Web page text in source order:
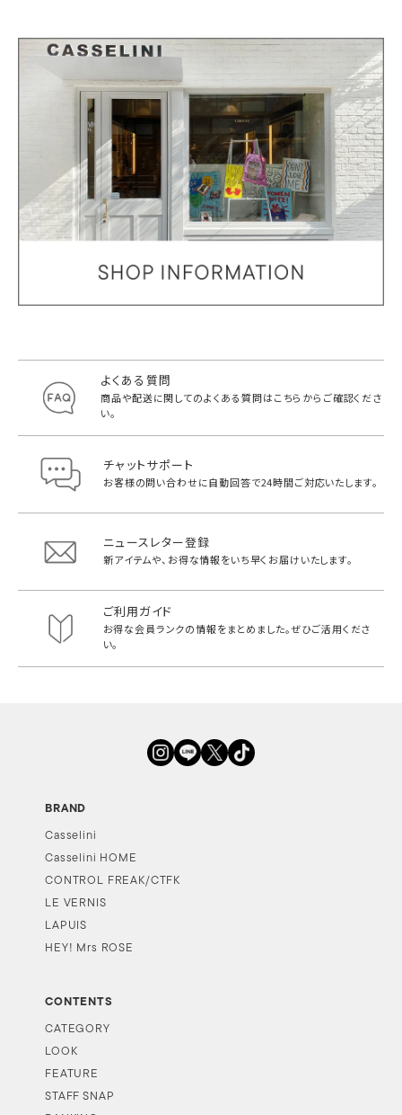
よくある質問
商品や配送に関してのよくある質問はこちらからご確認くださ
い。
チャットサポート
お客様の問い合わせに自動回答で24時間ご対応いたします。
ニュースレター登録
新アイテムや、お得な情報をいち早く お届けいたします。
ご利用ガイド
お得な会員ランクの情報をまとめました。ぜひご活用くださ
い。
BRAND
Casselini
Casselini HOME
CONTROL FREAK/CTFK
LE VERNIS
LAPUIS
HEY! Mrs ROSE
CONTENTS
CATEGORY
LOOK
FEATURE
STAFF SNAP